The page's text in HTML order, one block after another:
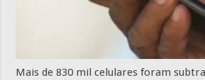
Mais de 830 mil celulares foram